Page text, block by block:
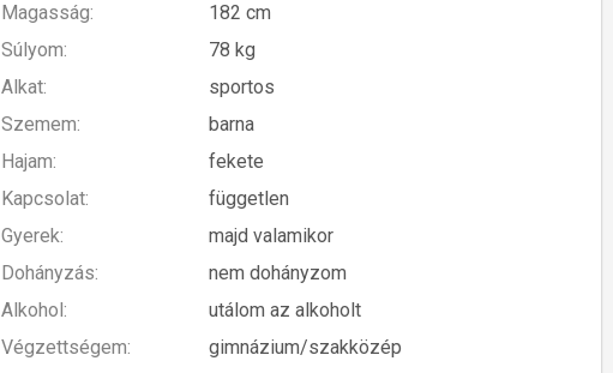
Magasság:
182 cm
Súlyom:
78 kg
Alkat:
sportos
Szemem:
barna
Hajam:
fekete
Kapcsolat:
független
Gyerek:
majd valamikor
Dohányzás:
nem dohányzom
Alkohol:
utálom az alkoholt
Végzettségem:
gimnázium/szakközép